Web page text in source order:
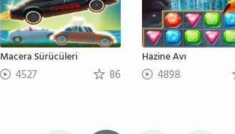
Macera Sürücüleri
4527 86
Hazine Avı
4898